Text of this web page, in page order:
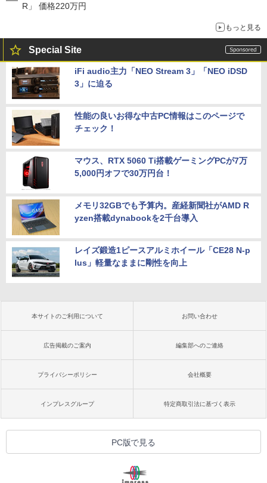
R」 価格220万円
もっと見る
Special Site
iFi audio主力「NEO Stream 3」「NEO iDSD
3」に迫る
性能の良いお得な中古PC情報はこのページで
チェック！
マウス、RTX 5060 Ti搭載ゲーミングPCが7万
5,000円オフで30万円台！
メモリ32GBでも予算内。産経新聞社がAMD R
yzen搭載dynabookを2千台導入
レイズ鍛造1ピースアルミホイール「CE28 N-p
lus」軽量なままに剛性を向上
本サイトのご利用について お問い合わせ
広告掲載のご案内 編集部へのご連絡
プライバシーポリシー 会社概要
インプレスグループ 特定商取引法に基づく表示
PC版で見る